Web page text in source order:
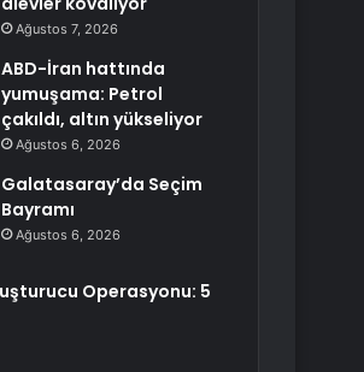
Ağustos 7, 2026
ABD-İran hattında
yumuşama: Petrol
çakıldı, altın yükseliyor
Ağustos 6, 2026
Galatasaray’da Seçim
Bayramı
Ağustos 6, 2026
Operasyonu: 5